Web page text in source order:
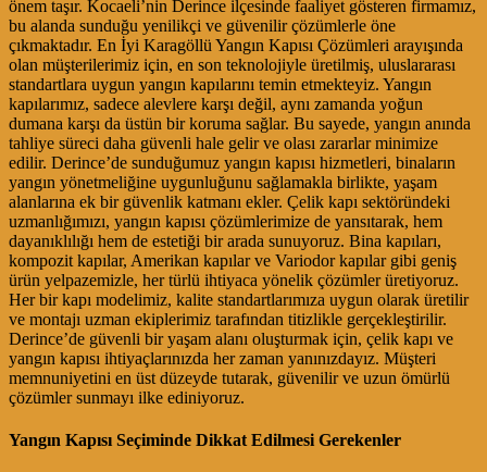
önem taşır. Kocaeli’nin Derince ilçesinde faaliyet gösteren firmamız,
bu alanda sunduğu yenilikçi ve güvenilir çözümlerle öne
çıkmaktadır. En İyi Karagöllü Yangın Kapısı Çözümleri arayışında
olan müşterilerimiz için, en son teknolojiyle üretilmiş, uluslararası
standartlara uygun yangın kapılarını temin etmekteyiz. Yangın
kapılarımız, sadece alevlere karşı değil, aynı zamanda yoğun
dumana karşı da üstün bir koruma sağlar. Bu sayede, yangın anında
tahliye süreci daha güvenli hale gelir ve olası zararlar minimize
edilir. Derince’de sunduğumuz yangın kapısı hizmetleri, binaların
yangın yönetmeliğine uygunluğunu sağlamakla birlikte, yaşam
alanlarına ek bir güvenlik katmanı ekler. Çelik kapı sektöründeki
uzmanlığımızı, yangın kapısı çözümlerimize de yansıtarak, hem
dayanıklılığı hem de estetiği bir arada sunuyoruz. Bina kapıları,
kompozit kapılar, Amerikan kapılar ve Variodor kapılar gibi geniş
ürün yelpazemizle, her türlü ihtiyaca yönelik çözümler üretiyoruz.
Her bir kapı modelimiz, kalite standartlarımıza uygun olarak üretilir
ve montajı uzman ekiplerimiz tarafından titizlikle gerçekleştirilir.
Derince’de güvenli bir yaşam alanı oluşturmak için, çelik kapı ve
yangın kapısı ihtiyaçlarınızda her zaman yanınızdayız. Müşteri
memnuniyetini en üst düzeyde tutarak, güvenilir ve uzun ömürlü
çözümler sunmayı ilke ediniyoruz.
Yangın Kapısı Seçiminde Dikkat Edilmesi Gerekenler